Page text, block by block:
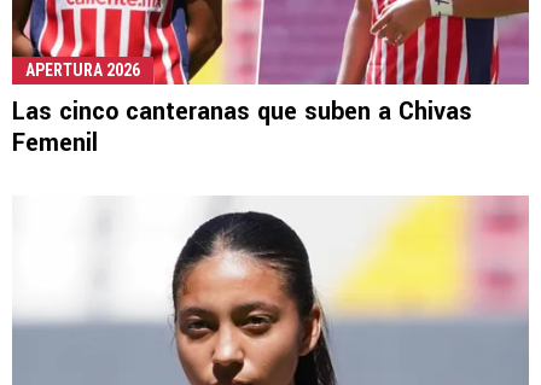
APERTURA 2026
Las cinco canteranas que suben a Chivas
Femenil